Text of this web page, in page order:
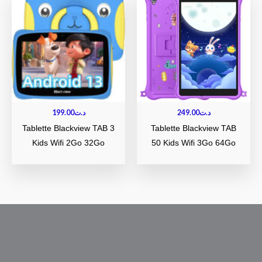
د.ت199.00
Tablette Blackview TAB 3
Kids Wifi 2Go 32Go
د.ت249.00
Tablette Blackview TAB
50 Kids Wifi 3Go 64Go